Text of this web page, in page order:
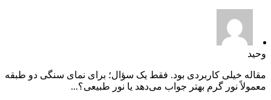
وحید
مقاله خیلی کاربردی بود. فقط یک سؤال؛ برای نمای سنگی دو طبقه
معمولاً نور گرم بهتر جواب می‌دهد یا نور طبیعی؟...